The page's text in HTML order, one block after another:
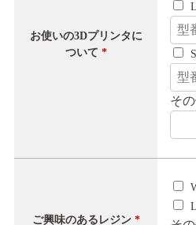
お使いの3Dプリンタに
ついて *
そ
ご興味のあるレジン *